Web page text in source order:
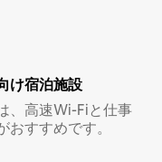
け宿⁠泊⁠施⁠設
、高速Wi-Fiと仕事
すすめです。